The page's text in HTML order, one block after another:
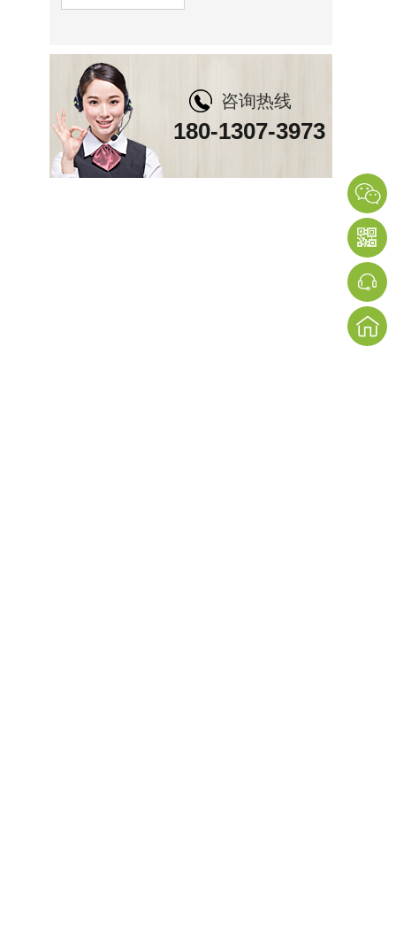
咨询热线
180-1307-3973